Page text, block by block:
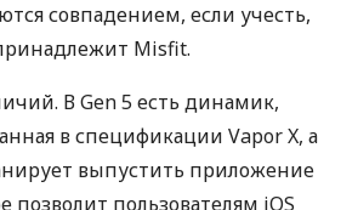
совпадением, если учесть,
Misfit.
В Gen 5 есть динамик,
в спецификации Vapor X, а
выпустить приложение
позволит пользователям iOS